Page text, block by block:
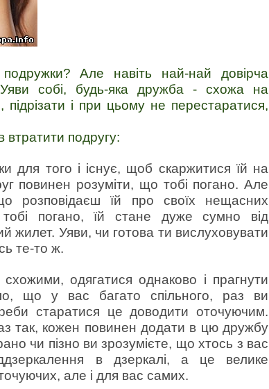
Але навіть най-най довірча
собі, будь-яка дружба - схожа на
і при цьому не перестаратися,
втратити подругу:
для того і існує, щоб скаржитися їй на
повинен розуміти, що тобі погано. Але
розповідаєш їй про своїх нещасних
погано, їй стане дуже сумно від
жилет. Уяви, чи готова ти вислуховувати
те-то ж.
одягатися однаково і прагнути
що у вас багато спільного, раз ви
старатися це доводити оточуючим.
так, кожен повинен додати в цю дружбу
чи пізно ви зрозумієте, що хтось з вас
в дзеркалі, а це велике
але і для вас самих.